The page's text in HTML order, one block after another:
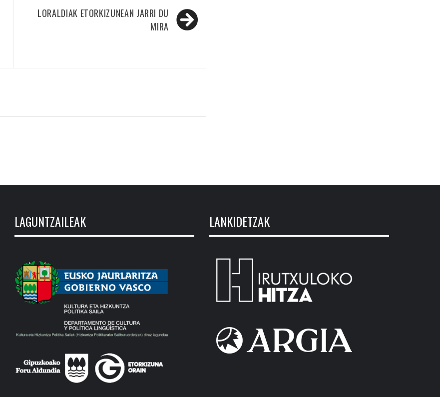
LORALDIAK ETORKIZUNEAN JARRI DU
MIRA
LAGUNTZAILEAK LANKIDETZAK